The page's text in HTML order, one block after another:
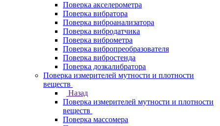
Поверка акселерометра
Поверка вибратора
Поверка виброанализатора
Поверка вибродатчика
Поверка виброметра
Поверка вибропреобразователя
Поверка вибростенда
Поверка дозкалибратора
Поверка измерителей мутности и плотности
веществ
Назад
Поверка измерителей мутности и плотности
веществ
Поверка массомера